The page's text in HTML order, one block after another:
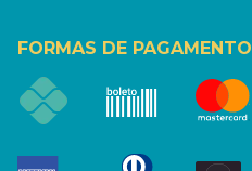
FORMAS DE PAGAMENTO